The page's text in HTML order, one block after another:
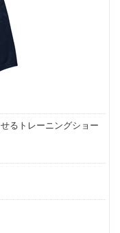
るトレーニングショー